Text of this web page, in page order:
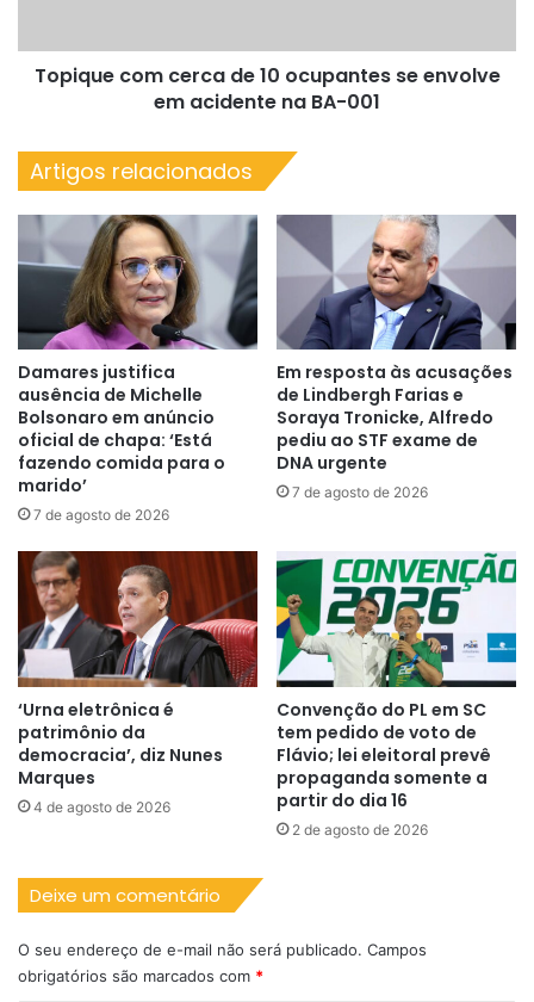
em
acidente
001
Topique com cerca de 10 ocupantes se envolve
em acidente na BA-001
Artigos relacionados
Damares justifica
ausência de Michelle
Bolsonaro em anúncio
oficial de chapa: ‘Está
fazendo comida para o
marido’
7 de agosto de 2026
Em resposta às acusações
de Lindbergh Farias e
Soraya Tronicke, Alfredo
pediu ao STF exame de
DNA urgente
7 de agosto de 2026
‘Urna eletrônica é
patrimônio da
democracia’, diz Nunes
Marques
4 de agosto de 2026
Convenção do PL em SC
tem pedido de voto de
Flávio; lei eleitoral prevê
propaganda somente a
partir do dia 16
2 de agosto de 2026
Deixe um comentário
O seu endereço de e-mail não será publicado. Campos
obrigatórios são marcados com *